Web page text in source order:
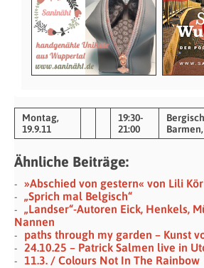
Montag,
19.9.11
19:30-
21:00
Barmen,
Ähnliche Beiträge:
»Abschied von gestern« von Lili
„Sprich mal Belgisch“
„Landser“-Autoren Eick, Henkels,
Nannen
paths through my garden – Kunst
24.10.25 – Patrick Salmen live in
11.3. / Colours Not In The Rainbow